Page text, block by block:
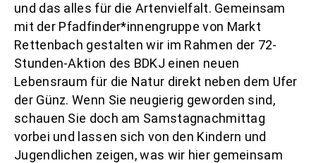
und das alles für die Artenvielfalt. Gemeinsam
mit der Pfadfinder*innengruppe von Markt
Rettenbach gestalten wir im Rahmen der 72-
Stunden-Aktion des BDKJ einen neuen
Lebensraum für die Natur direkt neben dem Ufer
der Günz. Wenn Sie neugierig geworden sind,
schauen Sie doch am Samstagnachmittag
vorbei und lassen sich von den Kindern und
Jugendlichen zeigen, was wir hier gemeinsam